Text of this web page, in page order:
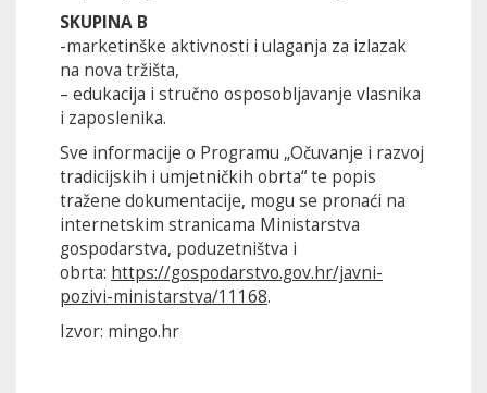
SKUPINA B
-marketinške aktivnosti i ulaganja za izlazak
na nova tržišta,
– edukacija i stručno osposobljavanje vlasnika
i zaposlenika.
Sve informacije o Programu „Očuvanje i razvoj
tradicijskih i umjetničkih obrta“ te popis
tražene dokumentacije, mogu se pronaći na
internetskim stranicama Ministarstva
gospodarstva, poduzetništva i
obrta: https://gospodarstvo.gov.hr/javni-
pozivi-ministarstva/11168.
Izvor: mingo.hr